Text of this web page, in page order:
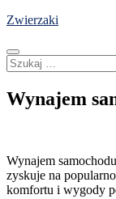
Skip
content
Zwierzaki
Szukaj:
Wynajem
Wynajem
zyskuje na
komfortu i wygody